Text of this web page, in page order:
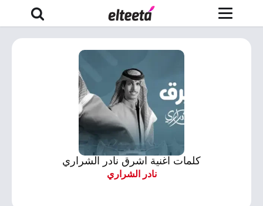
كلمات اغنية اشرق نادر الشراري
نادر الشراري